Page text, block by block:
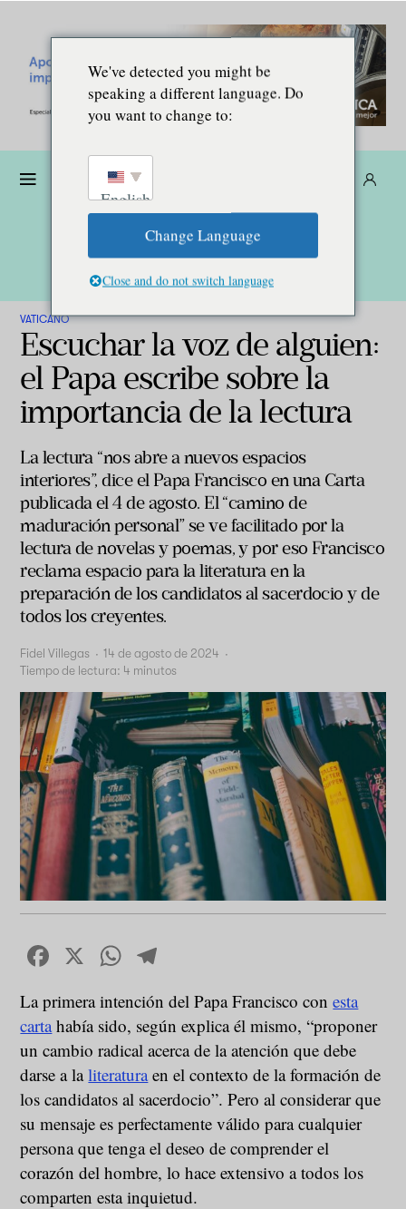
VATICANO
Escuchar la voz de alguien:
el Papa escribe sobre la
importancia de la lectura
La lectura “nos abre a nuevos espacios
interiores”, dice el Papa Francisco en una Carta
publicada el 4 de agosto. El “camino de
maduración personal” se ve facilitado por la
lectura de novelas y poemas, y por eso Francisco
reclama espacio para la literatura en la
preparación de los candidatos al sacerdocio y de
todos los creyentes.
Fidel Villegas · 14 de agosto de 2024 ·
Tiempo de lectura: 4 minutos
Facebook
X WhatsApp
La primera intención del Papa Francisco conesta
cartahabía sido, según explica él mismo, “proponer
un cambio radical acerca de la atención que debe
darse a laliteraturaen el contexto de la formación de
los candidatos al sacerdocio”. Pero al considerar que
su mensaje es perfectamente válido para cualquier
persona que tenga el deseo de comprender el
corazón del hombre, lo hace extensivo a todos los
comparten esta inquietud.
We've detected you might be
speaking a different language. Do
you want to change to:
English
Change Language
Close and do not switch language